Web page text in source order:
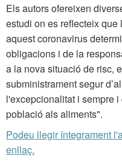
Els autors ofereixen
estudi on es reflecteix
aquest coronavirus
obligacions i de la
a la nova situació de risc,
subministrament segur
l'excepcionalitat i sempre
població als aliments".
Podeu llegir íntegrament
enllaç.